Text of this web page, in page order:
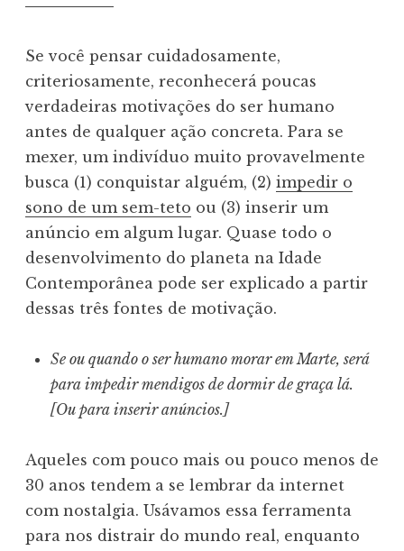
Se você pensar cuidadosamente,
criteriosamente, reconhecerá poucas
verdadeiras motivações do ser humano
antes de qualquer ação concreta. Para se
mexer, um indivíduo muito provavelmente
busca (1) conquistar alguém, (2) impedir o
sono de um sem-teto ou (3) inserir um
anúncio em algum lugar. Quase todo o
desenvolvimento do planeta na Idade
Contemporânea pode ser explicado a partir
dessas três fontes de motivação.
Se ou quando o ser humano morar em Marte, será
para impedir mendigos de dormir de graça lá.
[Ou para inserir anúncios.]
Aqueles com pouco mais ou pouco menos de
30 anos tendem a se lembrar da internet
com nostalgia. Usávamos essa ferramenta
para nos distrair do mundo real, enquanto